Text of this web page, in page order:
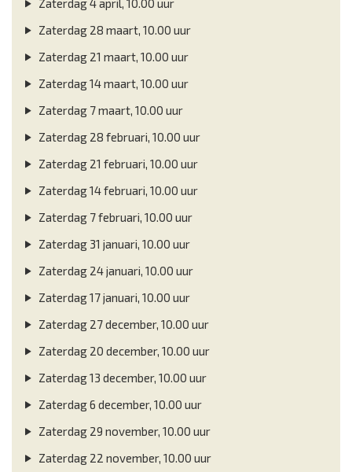
Zaterdag 4 april, 10.00 uur
Zaterdag 28 maart, 10.00 uur
Zaterdag 21 maart, 10.00 uur
Zaterdag 14 maart, 10.00 uur
Zaterdag 7 maart, 10.00 uur
Zaterdag 28 februari, 10.00 uur
Zaterdag 21 februari, 10.00 uur
Zaterdag 14 februari, 10.00 uur
Zaterdag 7 februari, 10.00 uur
Zaterdag 31 januari, 10.00 uur
Zaterdag 24 januari, 10.00 uur
Zaterdag 17 januari, 10.00 uur
Zaterdag 27 december, 10.00 uur
Zaterdag 20 december, 10.00 uur
Zaterdag 13 december, 10.00 uur
Zaterdag 6 december, 10.00 uur
Zaterdag 29 november, 10.00 uur
Zaterdag 22 november, 10.00 uur